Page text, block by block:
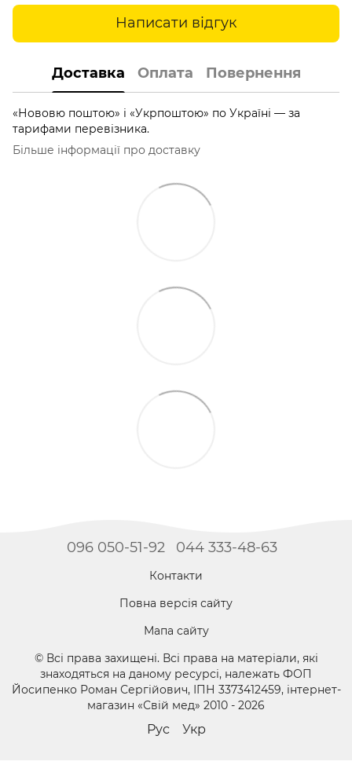
Написати відгук
Доставка Оплата Повернення
«Нововю поштою» і «Укрпоштою» по Україні — за
тарифами перевізника.
Більше інформації про доставку
096 050-51-92 044 333-48-63
Контакти
Повна версія сайту
Мапа сайту
© Всі права захищені. Всі права на матеріали, які
знаходяться на даному ресурсі, належать ФОП
Йосипенко Роман Сергійович, ІПН 3373412459, інтернет-
магазин «Свій мед» 2010 - 2026
Рус Укр